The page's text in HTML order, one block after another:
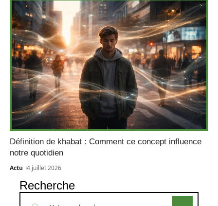
Définition de khabat : Comment ce concept influence
notre quotidien
Actu 4 juillet 2026
Recherche